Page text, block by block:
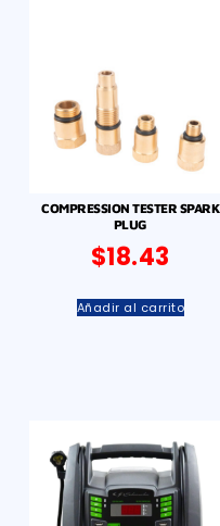
COMPRESSION TESTER SPARK
PLUG
$18.43
Añadir al carrito